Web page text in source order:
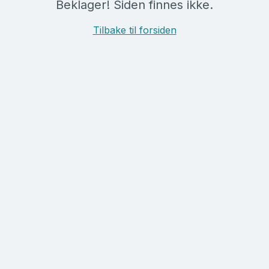
Beklager! Siden finnes ikke.
Tilbake til forsiden